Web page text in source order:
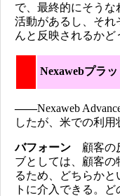
で、最終的にそう
活動があるし、それ
んと反映されるかど
Nexawebプラ
――Nexaweb
したが、米での利用
バフォーン 顧客の
ブとしては、顧客の
るため、どちらか
トに介入できる。